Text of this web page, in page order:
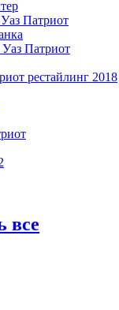
Уаз Патриот
Уаз Патриот
рестайлинг 2018
все